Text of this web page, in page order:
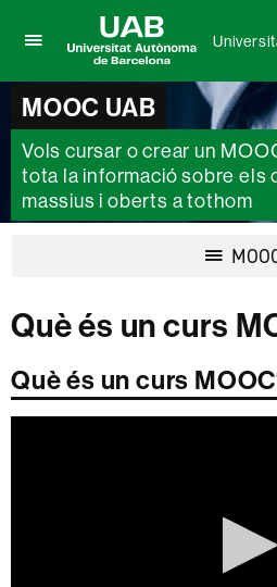
per
desplegar
el
menú
de
Universitat
Autònoma
Universitat
Autònoma
Barcelona
MOOC UAB
Vols cursar o crear un
tota la informació sobre els
massius i oberts a tothom
Què és un curs
Què és un curs